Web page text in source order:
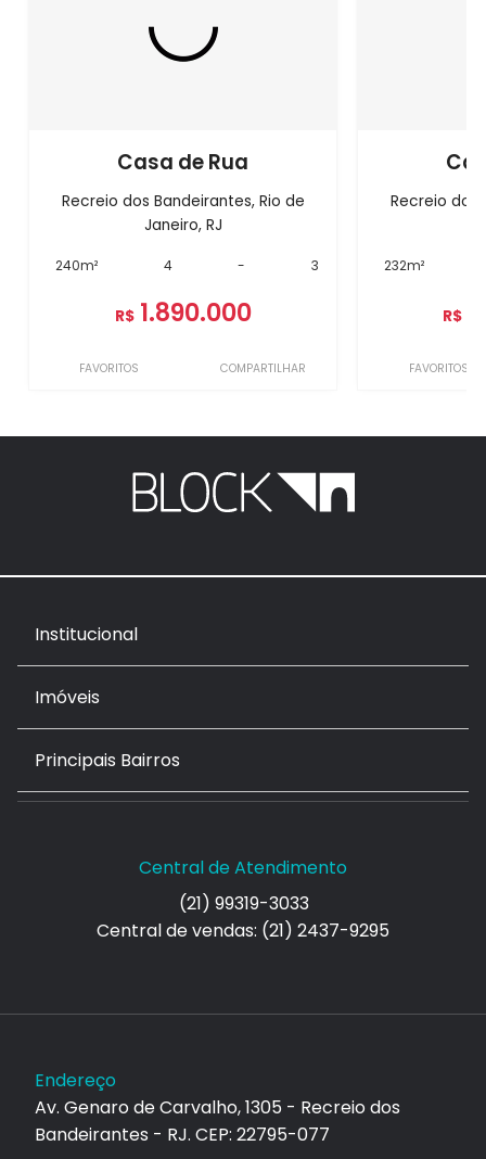
Casa de Rua
Recreio dos Bandeirantes, Rio de
Janeiro, RJ
240m² 4 - 3
R$ 1.890.000
FAVORITOS COMPARTILHAR
Recreio dos
232m²
R$
FAVORITOS
Institucional
Imóveis
Principais Bairros
Central de Atendimento
(21) 99319-3033
Central de vendas: (21) 2437-9295
Endereço
Av. Genaro de Carvalho, 1305 - Recreio dos
Bandeirantes - RJ. CEP: 22795-077